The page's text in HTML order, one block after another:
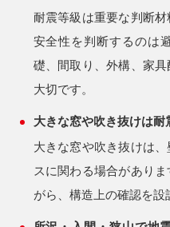
耐震等級は重要な判断
安全性を判断するのは
礎、間取り、外構、家
大切です。
大きな窓や吹き抜けは耐
大きな窓や吹き抜けは
スに関わる場合があり
がら、構造上の確認を設